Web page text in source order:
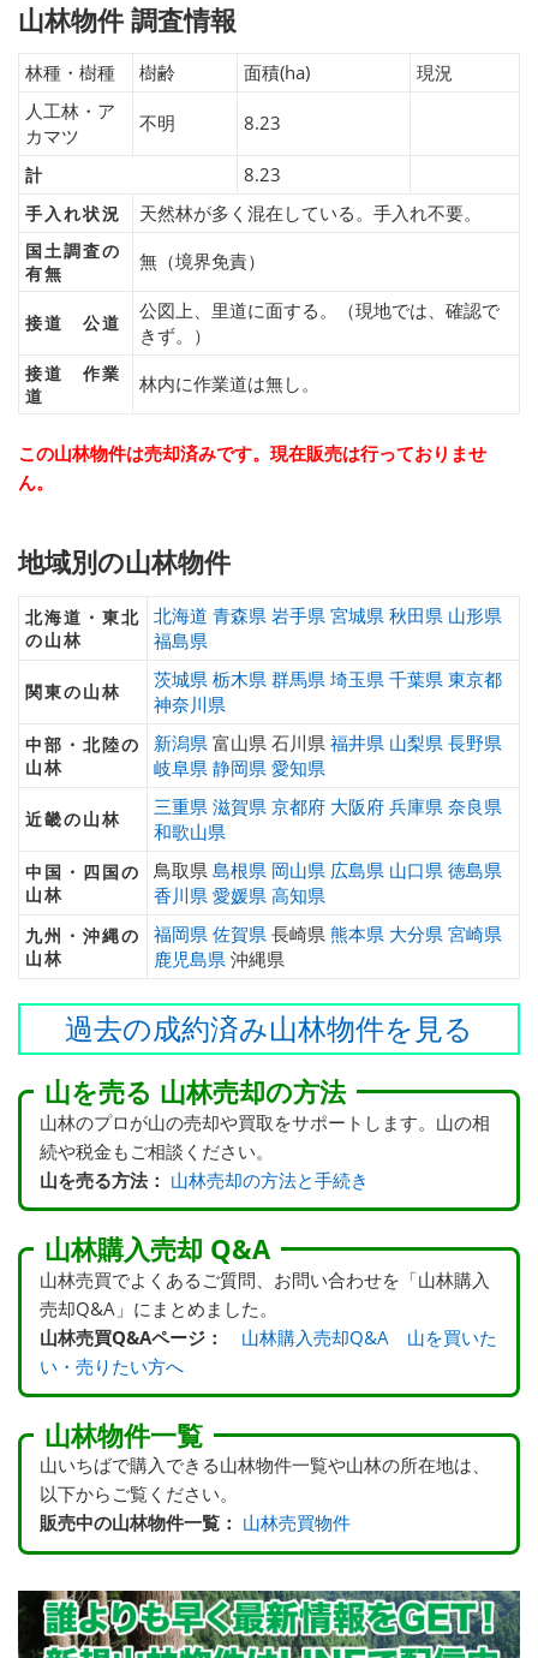
山林物件 調査情報
林種・樹種 樹齢 面積(ha)
現況
人工林・ア
カマツ
不明 8.23
計 8.23
手入れ状況 天然林が多く混在している。手入れ不要。
国土調査の
有無
無（境界免責）
接道 公道
公図上、里道に面する。（現地では、確認で
きず。）
接道 作業
道
林内に作業道は無し。
この山林物件は売却済みです。現在販売は行っておりませ
ん。
地域別の山林物件
北海道・東北
の山林
北海道 青森県 岩手県 宮城県 秋田県 山形県
福島県
関東の山林
茨城県 栃木県 群馬県 埼玉県 千葉県 東京都
神奈川県
中部・北陸の
山林
新潟県 富山県 石川県 福井県 山梨県 長野県
岐阜県 静岡県 愛知県
近畿の山林
三重県 滋賀県 京都府 大阪府 兵庫県 奈良県
和歌山県
中国・四国の
山林
鳥取県 島根県 岡山県 広島県 山口県 徳島県
香川県 愛媛県 高知県
九州・沖縄の
山林
福岡県 佐賀県 長崎県 熊本県 大分県 宮崎県
鹿児島県 沖縄県
過去の成約済み山林物件を見る
山を売る 山林売却の方法
山林のプロが山の売却や買取をサポートします。山の相
続や税金もご相談ください。
山を売る方法： 山林売却の方法と手続き
山林購入売却 Q&A
山林売買でよくあるご質問、お問い合わせを「山林購入
売却Q&A」にまとめました。
山林売買Q&Aページ：
山林購入売却Q&A 山を買いた
い・売りたい方へ
山林物件一覧
山いちばで購入できる山林物件一覧や山林の所在地は、
以下からご覧ください。
販売中の山林物件一覧： 山林売買物件